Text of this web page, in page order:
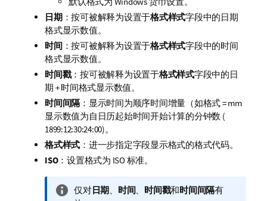
日期 ：按可被解释为设置于格式样式字段中的日期
格式显示数值。
时间 ：按可被解释为设置于格式样式字段中的时间
格式显示数值。
时间戳：按可被解释为设置于格式样式字段中的日
期 + 时间格式显示数值。
时间间隔 ：显示时间为顺序时间增量（如格式 = mm
显示数值为自日历起始时间开始计算的分钟数 (
1899:12:30:24:00)。
格式样式 ：进一步指定字段显示格式的格式代码。
ISO：设置格式为 ISO 标准。
信
仅对日期 、 时间、 时间戳和时间间隔有